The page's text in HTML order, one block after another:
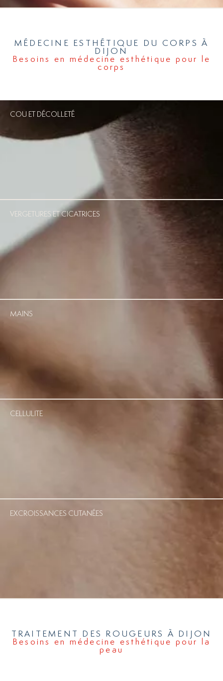
MÉDECINE ESTHÉTIQUE DU CORPS À
DIJON
Besoins en médecine esthétique pour le
corps
COU ET DÉCOLLETÉ
VERGETURES ET CICATRICES
MAINS
CELLULITE
EXCROISSANCES CUTANÉES
TRAITEMENT DES ROUGEURS À DIJON
Besoins en médecine esthétique pour la
peau